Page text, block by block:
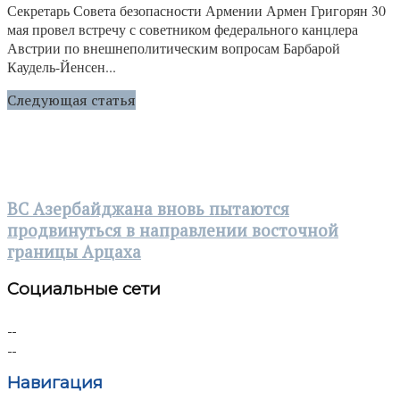
Секретарь Совета безопасности Армении Армен Григорян 30
мая провел встречу с советником федерального канцлера
Австрии по внешнеполитическим вопросам Барбарой
Каудель-Йенсен...
Следующая статья
ВС Азербайджана вновь пытаются
продвинуться в направлении восточной
границы Арцаха
Социальные сети
Навигация